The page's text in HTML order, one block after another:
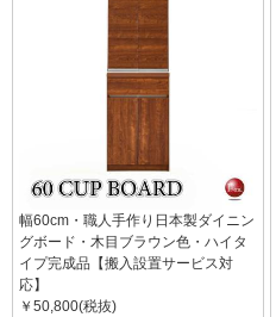
幅60cm・職人手作り日本製ダイニン
グボード・木目ブラウン色・ハイタ
イプ完成品【搬入設置サービス対
応】
￥50,800(税抜)